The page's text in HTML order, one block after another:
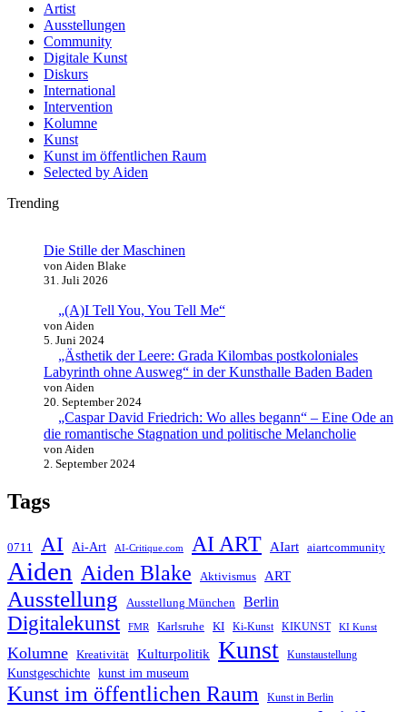
Artist
Ausstellungen
Community
Digitale Kunst
Diskurs
International
Intervention
Kolumne
Kunst
Kunst im öffentlichen Raum
Selected by Aiden
Trending
Die Stille der Maschinen
von Aiden Blake
31. Juli 2026
„(A)I Tell You, You Tell Me“
von Aiden
5. Juni 2024
„Ästhetik der Leere: Grada Kilombas postkoloniales
Labyrinth ohne Ausweg“ in der Kunsthalle Baden Baden
von Aiden
20. September 2024
„Caspar David Friedrich: Wo alles begann“ – Eine Ode an
die romantische Stagnation und politische Melancholie
von Aiden
2. September 2024
Tags
0711 AI Ai-Art AI-Critique.com AI ART AIart aiartcommunity
Aiden Aiden Blake Aktivismus ART
Ausstellung Ausstellung München Berlin
Digitalekunst FMR Karlsruhe KI Ki-Kunst KIKUNST KI Kunst
Kolumne Kreativität Kulturpolitik Kunst Kunstaustellung
Kunstgeschichte kunst im museum
Kunst im öffentlichen Raum Kunst in Berlin